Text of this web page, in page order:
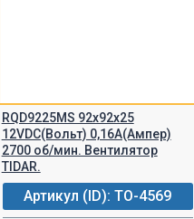
RQD9225MS 92х92х25
12VDC(Вольт) 0,16A(Ампер)
2700 об/мин. Вентилятор
TIDAR.
Артикул (ID): TO-4569